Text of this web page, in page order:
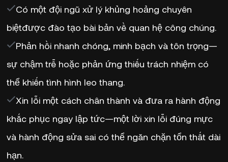
Có một đội ngũ xử lý khủng hoảng chuyên
biệtđược đào tạo bài bản về quan hệ công chúng.
Phản hồi nhanh chóng, minh bạch và tôn trọng—
sự chậm trễ hoặc phản ứng thiếu trách nhiệm có
thể khiến tình hình leo thang.
Xin lỗi một cách chân thành và đưa ra hành động
khắc phục ngay lập tức—một lời xin lỗi đúng mực
và hành động sửa sai có thể ngăn chặn tổn thất dài
hạn.